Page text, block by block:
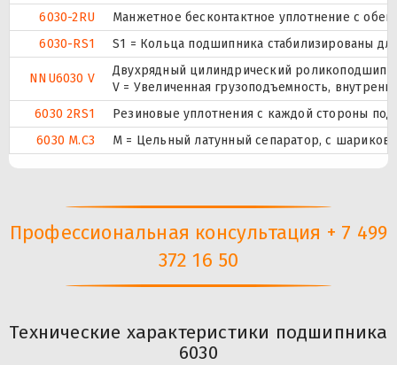
6030-2RU
Манжетное бесконтактное уплотнение с
6030-RS1
S1 = Кольца подшипника стабилизированы
NNU6030 V
Двухрядный цилиндрический
V = Увеличенная грузоподъемность,
6030 2RS1
Резиновые уплотнения с каждой стороны
6030 M.C3
M = Цельный латунный сепаратор, с
Профессиональная консультация + 7 499
372 16 50
Технические характеристики подшипника
6030